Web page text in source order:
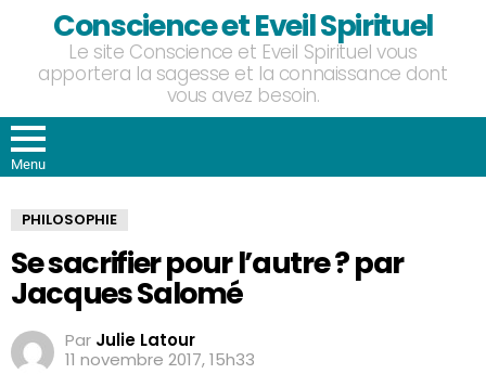
Conscience et Eveil Spirituel
Le site Conscience et Eveil Spirituel vous
apportera la sagesse et la connaissance dont
vous avez besoin.
Menu
PHILOSOPHIE
Se sacrifier pour l’autre ? par
Jacques Salomé
Par Julie Latour
11 novembre 2017, 15h33